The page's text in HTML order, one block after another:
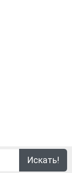
Искать!